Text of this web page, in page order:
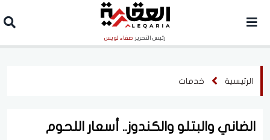
رئيس التحرير صفاء لويس
الرئيسية خدمات
الضاني والبتلو والكندوز.. أسعار اللحوم